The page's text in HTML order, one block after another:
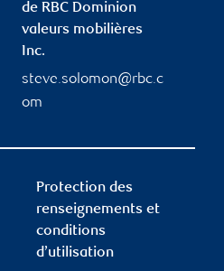
de RBC Dominion
valeurs mobilières
Inc.
steve.solomon@rbc.c
om
Protection des
renseignements et
conditions
d’utilisation